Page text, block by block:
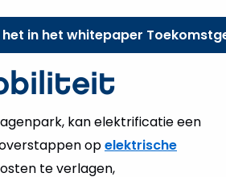
het in het whitepaper
kan elektrificatie een
opelektrische
te verlagen,